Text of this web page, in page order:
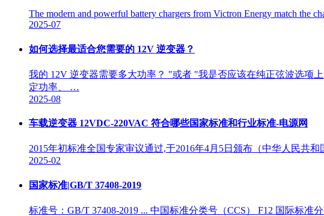
The modern and powerful battery chargers from Victron Energy match the
2025-07
如何选择最适合您需要的 12V 逆变器？
我的 12V 逆变器需要多大功率？ "或者 "我是否应该在纯正弦波选项
定功率、 …
2025-08
车载逆变器 12VDC-220VAC 符合哪些国家标准和行业标准-电源网
2015年初标准全国专家审议通过,于2016年4月5日颁布（中华人民共
2025-02
国家标准|GB/T 37408-2019
标准号：GB/T 37408-2019 ... 中国标准分类号（CCS） F12 国际标准